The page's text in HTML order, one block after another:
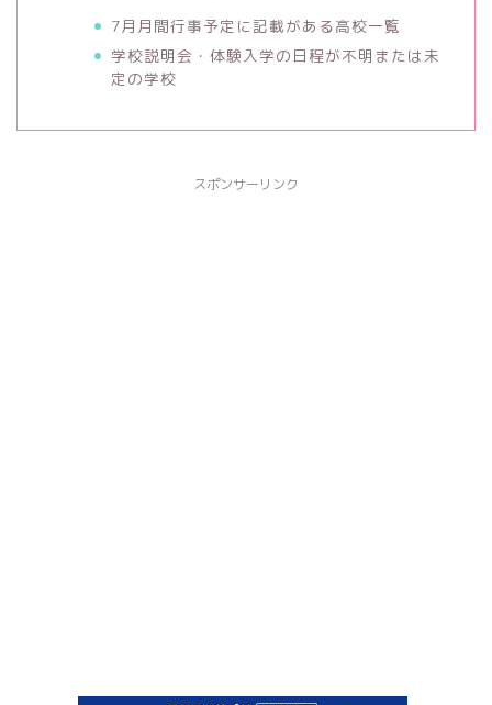
7月月間行事予定に記載がある高校一覧
学校説明会・体験入学の日程が不明または未
定の学校
スポンサーリンク